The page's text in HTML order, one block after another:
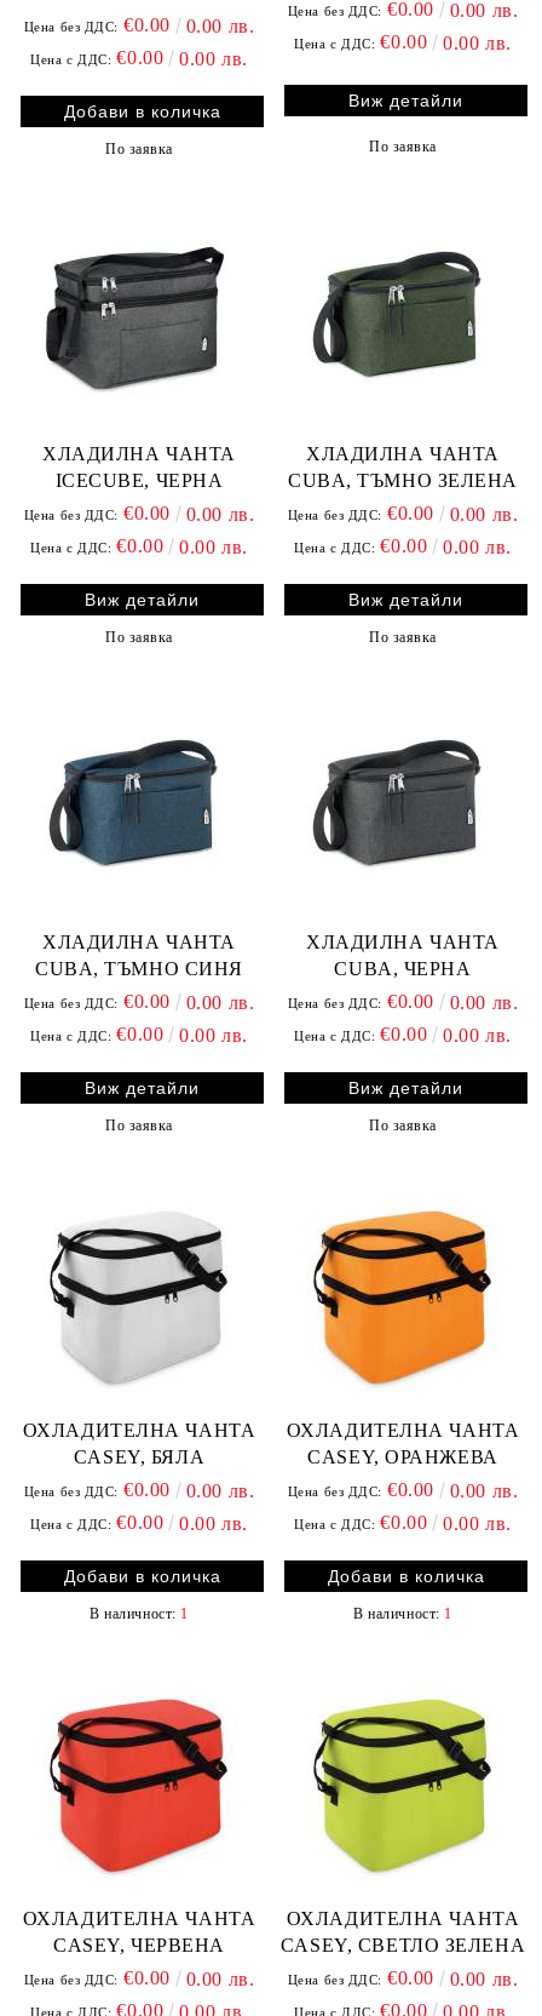
Цена без ДДС: €0.00 0.00 лв.
Цена с ДДС: €0.00 0.00 лв.
По заявка
Цена без ДДС: €0.00 0.00 лв.
Цена с ДДС: €0.00 0.00 лв.
Виж детайли
По заявка
ХЛАДИЛНА ЧАНТА
ICECUBE, ЧЕРНА
Цена без ДДС: €0.00 0.00 лв.
Цена с ДДС: €0.00 0.00 лв.
Виж детайли
По заявка
ХЛАДИЛНА ЧАНТА
CUBA, ТЪМНО ЗЕЛЕНА
Цена без ДДС: €0.00 0.00 лв.
Цена с ДДС: €0.00 0.00 лв.
Виж детайли
По заявка
ХЛАДИЛНА ЧАНТА
CUBA, ТЪМНО СИНЯ
Цена без ДДС: €0.00 0.00 лв.
Цена с ДДС: €0.00 0.00 лв.
Виж детайли
По заявка
ХЛАДИЛНА ЧАНТА
CUBA, ЧЕРНА
Цена без ДДС: €0.00 0.00 лв.
Цена с ДДС: €0.00 0.00 лв.
Виж детайли
По заявка
ОХЛАДИТЕЛНА ЧАНТА
CASEY, БЯЛА
Цена без ДДС: €0.00 0.00 лв.
Цена с ДДС: €0.00 0.00 лв.
В наличност: 1
ОХЛАДИТЕЛНА ЧАНТА
CASEY, ОРАНЖЕВА
Цена без ДДС: €0.00 0.00 лв.
Цена с ДДС: €0.00 0.00 лв.
В наличност: 1
ОХЛАДИТЕЛНА ЧАНТА
CASEY, ЧЕРВЕНА
Цена без ДДС: €0.00 0.00 лв.
Цена с ДДС: €0.00 0.00 лв.
ОХЛАДИТЕЛНА ЧАНТА
CASEY, СВЕТЛО ЗЕЛЕНА
Цена без ДДС: €0.00 0.00 лв.
Цена с ДДС: €0.00 0.00 лв.